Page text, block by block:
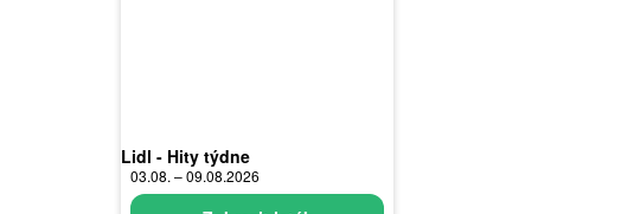
Lidl - Hity týdne
03.08. – 09.08.2026